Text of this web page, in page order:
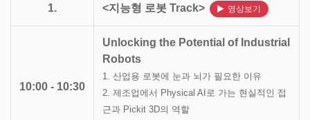
1. <지능형 로봇 Track> 영상보기
10:00 - 10:30
Unlocking the Potential of Industrial
Robots
1. 산업용 로봇에 눈과 뇌가 필요한 이유
2. 제조업에서 Physical AI로 가는 현실적인 접
근과 Pickit 3D의 역할